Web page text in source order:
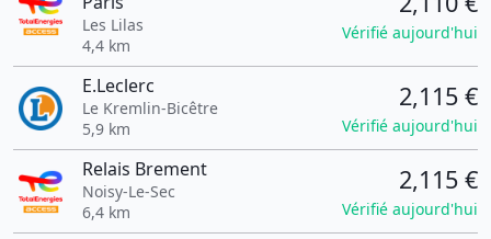
Les Lilas
4,4 km
Vérifié aujourd'hui
E.Leclerc
Le Kremlin-Bicêtre
5,9 km
2,115 €
Vérifié aujourd'hui
Relais Brement
Noisy-Le-Sec
6,4 km
2,115 €
Vérifié aujourd'hui